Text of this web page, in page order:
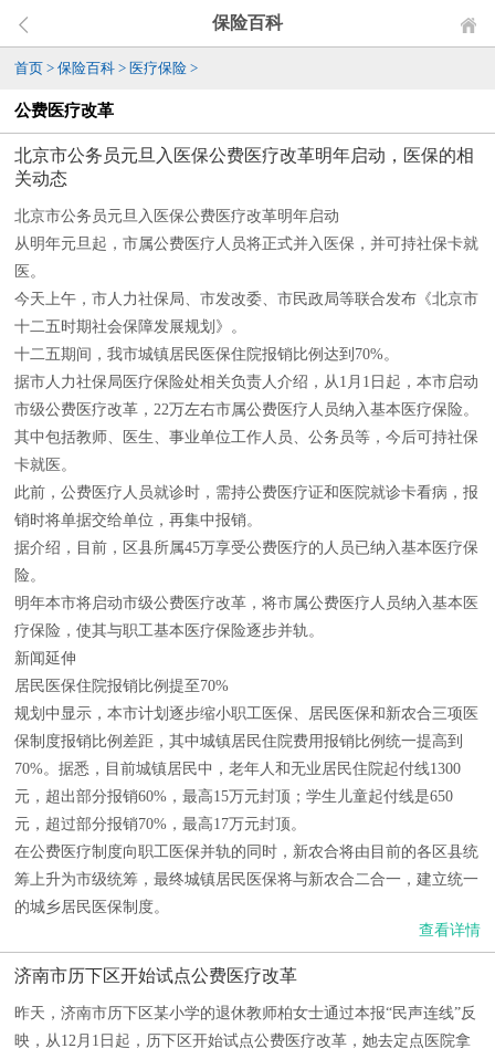
保险百科
首页 > 保险百科 > 医疗保险 >
公费医疗改革
北京市公务员元旦入医保公费医疗改革明年启动，医保的相
关动态
北京市公务员元旦入医保公费医疗改革明年启动
从明年元旦起，市属公费医疗人员将正式并入医保，并可持社保卡就
医。
今天上午，市人力社保局、市发改委、市民政局等联合发布《北京市
十二五时期社会保障发展规划》。
十二五期间，我市城镇居民医保住院报销比例达到70%。
据市人力社保局医疗保险处相关负责人介绍，从1月1日起，本市启动
市级公费医疗改革，22万左右市属公费医疗人员纳入基本医疗保险。
其中包括教师、医生、事业单位工作人员、公务员等，今后可持社保
卡就医。
此前，公费医疗人员就诊时，需持公费医疗证和医院就诊卡看病，报
销时将单据交给单位，再集中报销。
据介绍，目前，区县所属45万享受公费医疗的人员已纳入基本医疗保
险。
明年本市将启动市级公费医疗改革，将市属公费医疗人员纳入基本医
疗保险，使其与职工基本医疗保险逐步并轨。
新闻延伸
居民医保住院报销比例提至70%
规划中显示，本市计划逐步缩小职工医保、居民医保和新农合三项医
保制度报销比例差距，其中城镇居民住院费用报销比例统一提高到
70%。据悉，目前城镇居民中，老年人和无业居民住院起付线1300
元，超出部分报销60%，最高15万元封顶；学生儿童起付线是650
元，超过部分报销70%，最高17万元封顶。
在公费医疗制度向职工医保并轨的同时，新农合将由目前的各区县统
筹上升为市级统筹，最终城镇居民医保将与新农合二合一，建立统一
的城乡居民医保制度。
查看详情
济南市历下区开始试点公费医疗改革
昨天，济南市历下区某小学的退休教师柏女士通过本报“民声连线”反
映，从12月1日起，历下区开始试点公费医疗改革，她去定点医院拿